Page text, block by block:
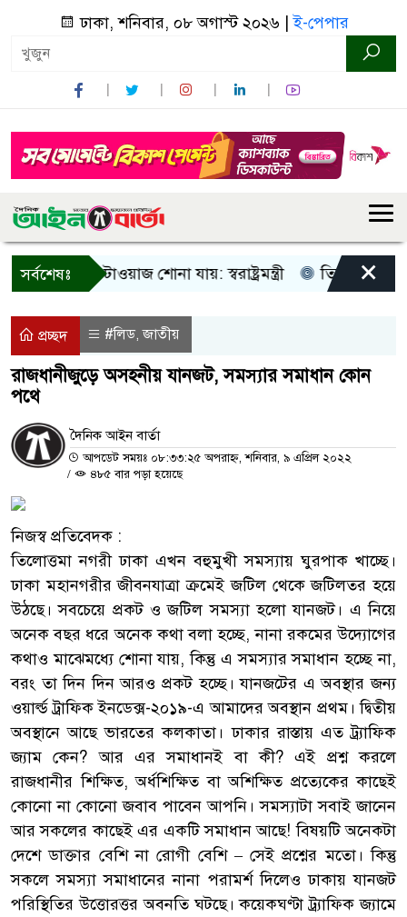
ঢাকা, শনিবার, ০৮ অগাস্ট ২০২৬ |ই-পেপার
সর্বশেষঃ
আওয়াজ-টাওয়াজ শোনা যায়: স্বরাষ্ট্রমন্ত্রী তিন দিনের মধ্যে
×
প্রচ্ছদ #লিড,জাতীয়
রাজধানীজুড়ে অসহনীয় যানজট, সমস্যার সমাধান কোন
পথে
দৈনিক আইন বার্তা
আপডেট সময়ঃ ০৮:৩৩:২৫ অপরাহ্ন, শনিবার, ৯ এপ্রিল ২০২২
/
৪৮৫ বার পড়া হয়েছে
নিজস্ব প্রতিবেদক :
তিলোত্তমা নগরী ঢাকা এখন বহুমুখী সমস্যায় ঘুরপাক খাচ্ছে।
ঢাকা মহানগরীর জীবনযাত্রা ক্রমেই জটিল থেকে জটিলতর হয়ে
উঠছে। সবচেয়ে প্রকট ও জটিল সমস্যা হলো যানজট। এ নিয়ে
অনেক বছর ধরে অনেক কথা বলা হচ্ছে, নানা রকমের উদ্যোগের
কথাও মাঝেমধ্যে শোনা যায়, কিন্তু এ সমস্যার সমাধান হচ্ছে না,
বরং তা দিন দিন আরও প্রকট হচ্ছে। যানজটের এ অবস্থার জন্য
ওয়ার্ল্ড ট্রাফিক ইনডেক্স-২০১৯-এ আমাদের অবস্থান প্রথম। দ্বিতীয়
অবস্থানে আছে ভারতের কলকাতা। ঢাকার রাস্তায় এত ট্র্যাফিক
জ্যাম কেন? আর এর সমাধানই বা কী? এই প্রশ্ন করলে
রাজধানীর শিক্ষিত, অর্ধশিক্ষিত বা অশিক্ষিত প্রত্যেকের কাছেই
কোনো না কোনো জবাব পাবেন আপনি। সমস্যাটা সবাই জানেন
আর সকলের কাছেই এর একটি সমাধান আছে! বিষয়টি অনেকটা
দেশে ডাক্তার বেশি না রোগী বেশি – সেই প্রশ্নের মতো। কিন্তু
সকলে সমস্যা সমাধানের নানা পরামর্শ দিলেও ঢাকায় যানজট
পরিস্থিতির উত্তোরত্তর অবনতি ঘটছে। কয়েকঘণ্টা ট্র্যাফিক জ্যামে